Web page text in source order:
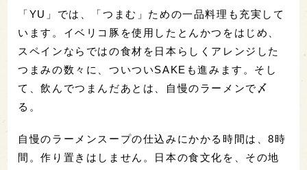
「YU」では、「つまむ」ための一品料理も充実して
います。イベリコ豚を使用したとんかつをはじめ、
スペインならではの食材を日本らしくアレンジした
つまみの数々に、ついついSAKEも進みます。そし
て、飲んでつまんだあとは、自慢のラーメンで〆
る。
自慢のラーメンスープの仕込みにかかる時間は、8時
間。作り置きはしません。日本の食文化を、その地